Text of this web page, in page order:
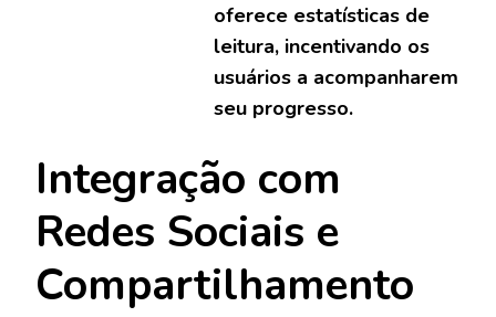
oferece estatísticas de
leitura, incentivando os
usuários a acompanharem
seu progresso.
Integração com
Redes Sociais e
Compartilhamento